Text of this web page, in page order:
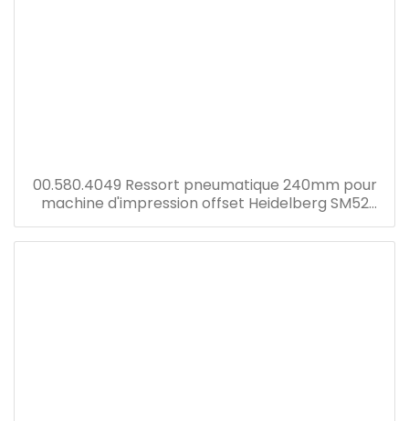
00.580.4049 Ressort pneumatique 240mm pour
machine d'impression offset Heidelberg SM52
Machine 240mm